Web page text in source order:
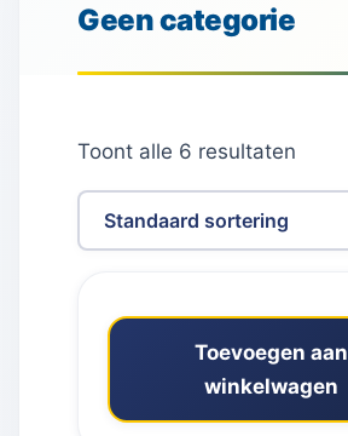
Geen categorie
Toont alle 6 resultaten
Toevoegen aan
winkelwagen